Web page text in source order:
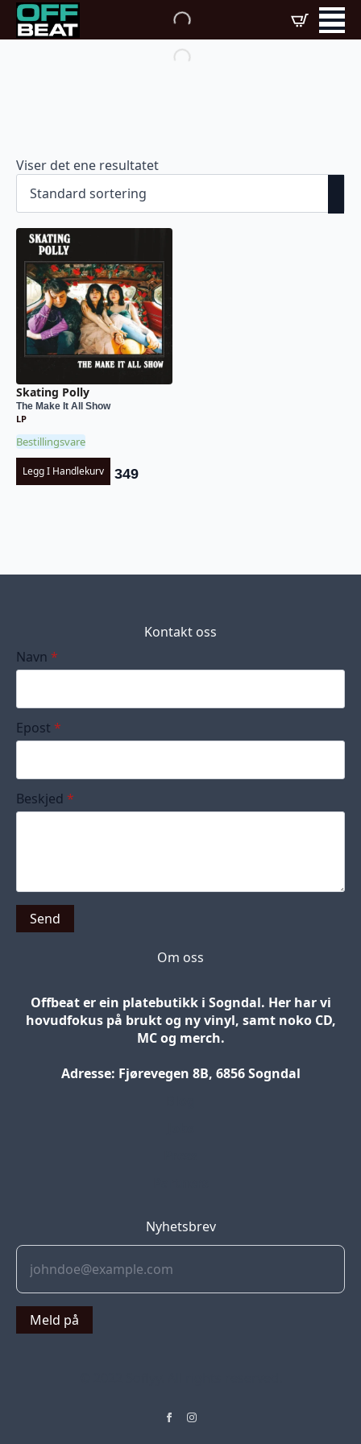
Viser det ene resultatet
Skating Polly
The Make It All Show
LP
Bestillingsvare
Legg I Handlekurv 349
Kontakt oss
Navn *
Epost *
Beskjed *
Send
Om oss
Offbeat er ein platebutikk i Sogndal. Her har vi
hovudfokus på brukt og ny vinyl, samt noko CD,
MC og merch.
Adresse: Fjørevegen 8B, 6856 Sogndal
Nyhetsbrev
Meld på